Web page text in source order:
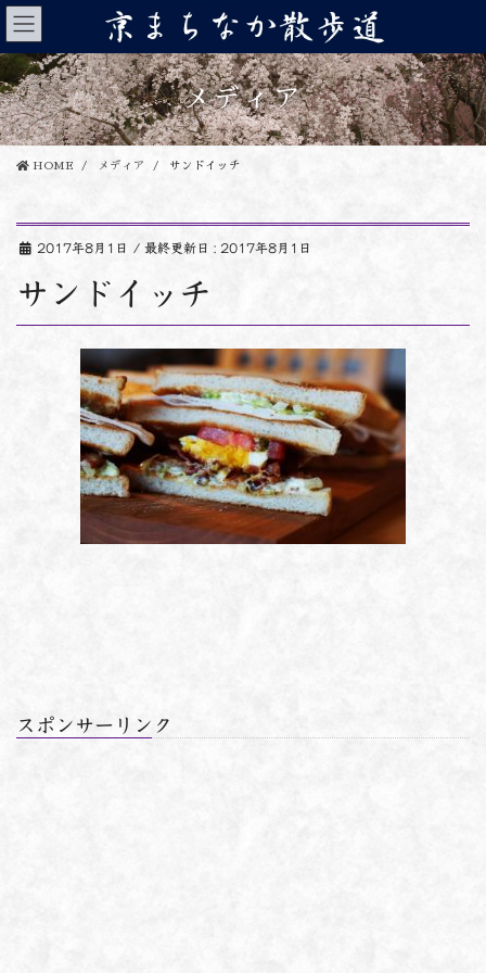
コ
ン
テ
ン
ツ
に
移
ナ
ビ
ゲ
ー
シ
ョ
ン
メディア
HOME メディア サンドイッチ
2017年8月1日 / 最終更新日 : 2017年8月1日
サンドイッチ
スポンサーリンク